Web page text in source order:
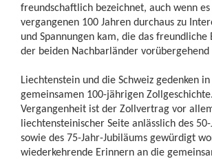
freundschaftlich bezeichnet, auch wenn
vergangenen 100 Jahren durchaus zu
und Spannungen kam, die das freundliche
der beiden Nachbarländer
Liechtenstein und die Schweiz gedenken
gemeinsamen 100-jährigen
Vergangenheit ist der Zollvertrag vor
liechtensteinischer Seite anlässlich des
sowie des 75-Jahr-Jubiläums gewürdigt
wiederkehrende Erinnern an die